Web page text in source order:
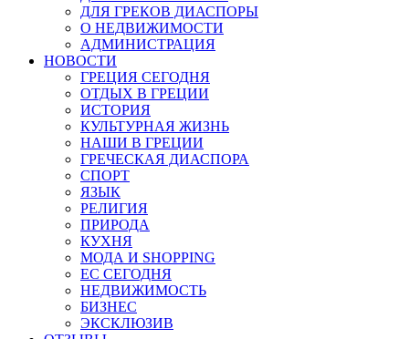
ДЛЯ ГРЕКОВ ДИАСПОРЫ
О НЕДВИЖИМОСТИ
АДМИНИСТРАЦИЯ
НОВОСТИ
ГРЕЦИЯ СЕГОДНЯ
ОТДЫХ В ГРЕЦИИ
ИСТОРИЯ
КУЛЬТУРНАЯ ЖИЗНЬ
НАШИ В ГРЕЦИИ
ГРЕЧЕСКАЯ ДИАСПОРА
СПОРТ
ЯЗЫК
РЕЛИГИЯ
ПРИРОДА
КУХНЯ
МОДА И SHOPPING
ЕС СЕГОДНЯ
НЕДВИЖИМОСТЬ
БИЗНЕС
ЭКСКЛЮЗИВ